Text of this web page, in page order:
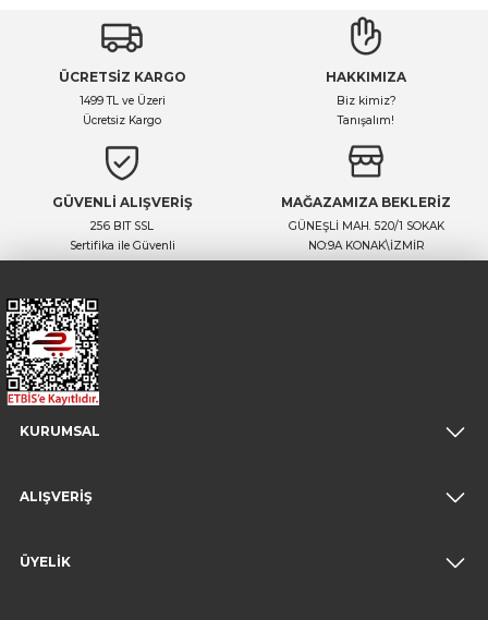
ÜCRETSİZ KARGO
1499 TL ve Üzeri
Ücretsiz Kargo
HAKKIMIZA
Biz kimiz?
Tanışalım!
GÜVENLİ ALIŞVERİŞ
256 BIT SSL
Sertifika ile Güvenli
MAĞAZAMIZA BEKLERİZ
GÜNEŞLİ MAH. 520/1 SOKAK
NO:9A KONAK\İZMİR
KURUMSAL
ALIŞVERİŞ
ÜYELİK